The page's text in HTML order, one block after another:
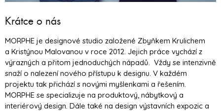
Krátce o nás
MORPHE je designové studio založené Zbyňkem Krulichem
a Kristýnou Malovanou v roce 2012. Jejich práce vychází z
výrazných a přitom jednoduchých nápadů. Vždy se intenzivně
snaží o nalezení nového přístupu k designu. V každém
projektu tak přichází s novými myšlenkami a řešením.
MORPHE se specializuje na produktový, nábytkový a
interiérový design. Dále také na design výstavních expozic a